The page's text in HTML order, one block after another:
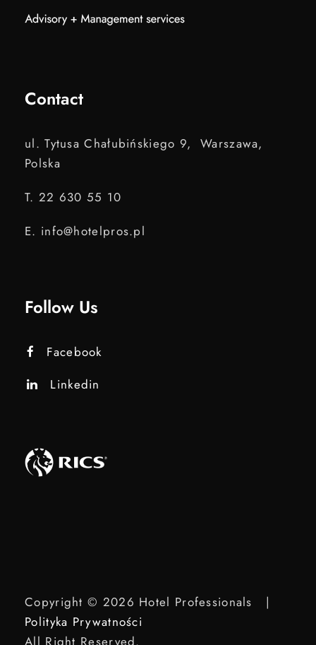
Contact
ul. Tytusa Chałubińskiego 9, Warszawa,
Polska
T. 22 630 55 10
E. info@hotelpros.pl
Follow Us
Facebook
Linkedin
Copyright © 2026 Hotel Professionals |
Polityka Prywatności
All Right Reserved.